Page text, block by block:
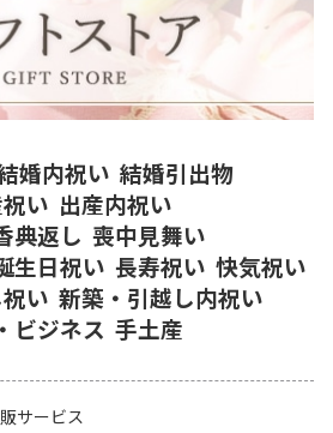
婚内祝い 結婚引出物
い 出産内祝い
典返し 喪中見舞い
生日祝い 長寿祝い 快気祝い
い 新築・引越し内祝い
ビジネス 手土産
サービス